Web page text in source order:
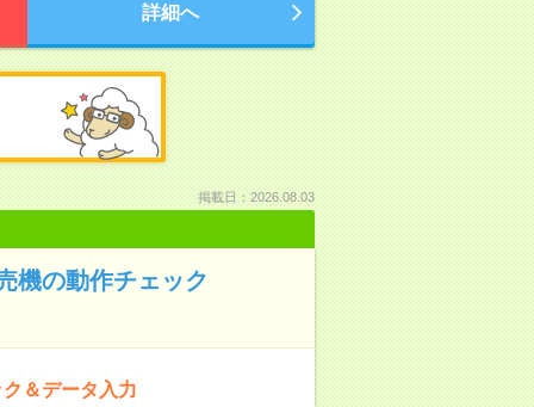
詳細へ
掲載日：2026.08.03
機の動作チェック
＆データ入力